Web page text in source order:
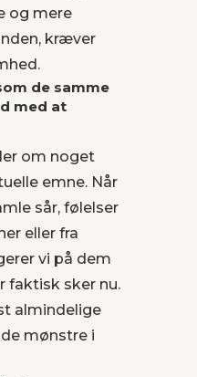
og mere
kræver
de samme
med at
om noget
emne. Når
sår, følelser
eller fra
vi på dem
faktisk sker nu.
almindelige
mønstre i